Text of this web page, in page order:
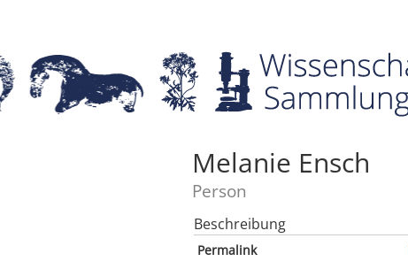
Melanie Ensch
Person
Beschreibung
Permalink